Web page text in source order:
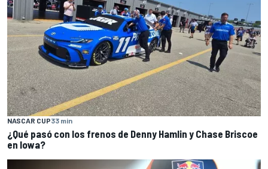
NASCAR CUP33 min
¿Qué pasó con los frenos de Denny Hamlin y Chase Briscoe
en Iowa?